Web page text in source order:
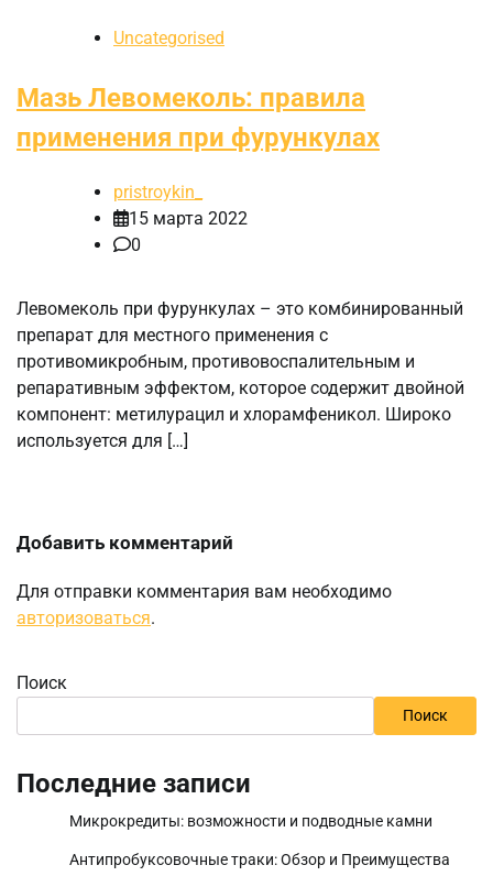
Uncategorised
Мазь Левомеколь: правила
применения при фурункулах
pristroykin_
15 марта 2022
0
Левомеколь при фурункулах – это комбинированный
препарат для местного применения с
противомикробным, противовоспалительным и
репаративным эффектом, которое содержит двойной
компонент: метилурацил и хлорамфеникол. Широко
используется для […]
Добавить комментарий
Для отправки комментария вам необходимо
авторизоваться.
Поиск
Поиск
Последние записи
Микрокредиты: возможности и подводные камни
Антипробуксовочные траки: Обзор и Преимущества